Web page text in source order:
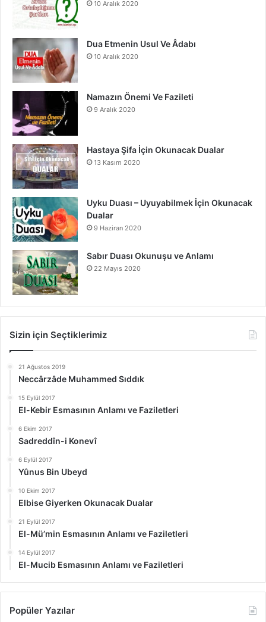
10 Aralık 2020
Dua Etmenin Usul Ve Âdabı
10 Aralık 2020
Namazın Önemi Ve Fazileti
9 Aralık 2020
Hastaya Şifa İçin Okunacak Dualar
13 Kasım 2020
Uyku Duası – Uyuyabilmek İçin Okunacak
Dualar
9 Haziran 2020
Sabır Duası Okunuşu ve Anlamı
22 Mayıs 2020
Sizin için Seçtiklerimiz
21 Ağustos 2019
Neccârzâde Muhammed Sıddık
15 Eylül 2017
El-Kebir Esmasının Anlamı ve Faziletleri
6 Ekim 2017
Sadreddîn-i Konevî
6 Eylül 2017
Yûnus Bin Ubeyd
10 Ekim 2017
Elbise Giyerken Okunacak Dualar
21 Eylül 2017
El-Mü’min Esmasının Anlamı ve Faziletleri
14 Eylül 2017
El-Mucib Esmasının Anlamı ve Faziletleri
Popüler Yazılar